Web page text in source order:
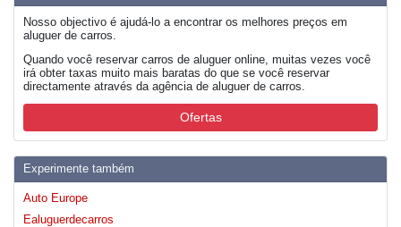
Nosso objectivo é ajudá-lo a encontrar os melhores preços em
aluguer de carros.
Quando você reservar carros de aluguer online, muitas vezes você
irá obter taxas muito mais baratas do que se você reservar
directamente através da agência de aluguer de carros.
Ofertas
Experimente também
Auto Europe
Ealuguerdecarros